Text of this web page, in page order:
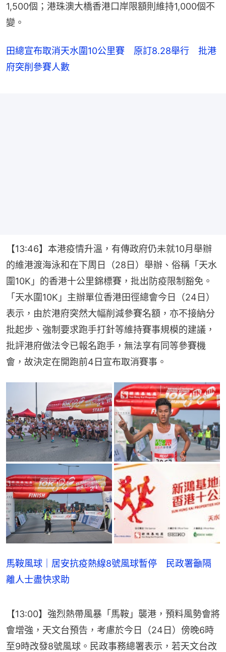
1,500個；港珠澳大橋香港口岸限額則維持1,000個不
變。
田總宣布取消天水圍10公里賽 原訂8.28舉行 批港
府突削參賽人數
【13:46】本港疫情升溫，有傳政府仍未就10月舉辦
的維港渡海泳和在下周日（28日）舉辦、俗稱「天水
圍10K」的香港十公里錦標賽，批出防疫限制豁免。
「天水圍10K」主辦單位香港田徑總會今日（24日）
表示，由於港府突然大幅削減參賽名額，亦不接納分
批起步、強制要求跑手打針等維持賽事規模的建議，
批評港府做法令已報名跑手，無法享有同等參賽機
會，故決定在開跑前4日宣布取消賽事。
馬鞍風球｜居安抗疫熱線8號風球暫停 民政署籲隔
離人士盡快求助
【13:00】強烈熱帶風暴「馬鞍」襲港，預料風勢會將
會增強，天文台預告，考慮於今日（24日）傍晚6時
至9時改發8號風球。民政事務總署表示，若天文台改